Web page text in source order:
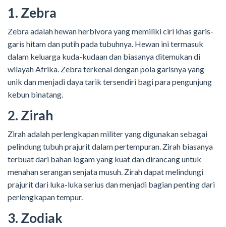
1. Zebra
Zebra adalah hewan herbivora yang memiliki ciri khas garis-
garis hitam dan putih pada tubuhnya. Hewan ini termasuk
dalam keluarga kuda-kudaan dan biasanya ditemukan di
wilayah Afrika. Zebra terkenal dengan pola garisnya yang
unik dan menjadi daya tarik tersendiri bagi para pengunjung
kebun binatang.
2. Zirah
Zirah adalah perlengkapan militer yang digunakan sebagai
pelindung tubuh prajurit dalam pertempuran. Zirah biasanya
terbuat dari bahan logam yang kuat dan dirancang untuk
menahan serangan senjata musuh. Zirah dapat melindungi
prajurit dari luka-luka serius dan menjadi bagian penting dari
perlengkapan tempur.
3. Zodiak